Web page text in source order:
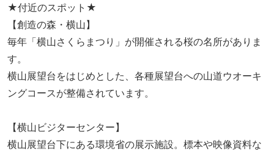
★付近のスポット★
【創造の森・横山】
毎年「横山さくらまつり」が開催される桜の名所がありま
す。
横山展望台をはじめとした、各種展望台への山道ウオーキ
ングコースが整備されています。
【横山ビジターセンター】
横山展望台下にある環境省の展示施設。標本や映像資料な